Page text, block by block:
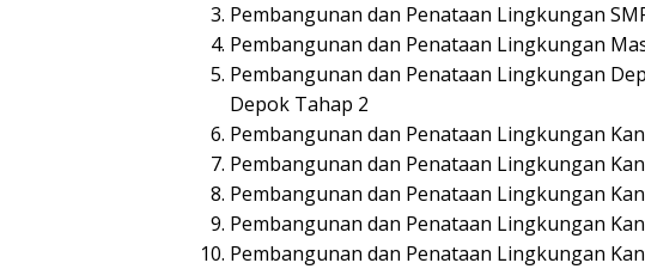
Pembangunan dan Penataan Lingkungan
Pembangunan dan Penataan Lingkungan
Pembangunan dan Penataan Lingkungan
Depok Tahap 2
Pembangunan dan Penataan Lingkungan
Pembangunan dan Penataan Lingkungan
Pembangunan dan Penataan Lingkungan
Pembangunan dan Penataan Lingkungan
Pembangunan dan Penataan Lingkungan